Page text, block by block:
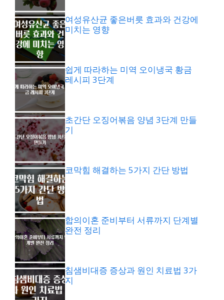
여성유산균 좋은버릇 효과와 건강에
미치는 영향
쉽게 따라하는 미역 오이냉국 황금
레시피 3단계
초간단 오징어볶음 양념 3단계 만들
기
코막힘 해결하는 5가지 간단 방법
합의이혼 준비부터 서류까지 단계별
완전 정리
침샘비대증 증상과 원인 치료법 3가
지